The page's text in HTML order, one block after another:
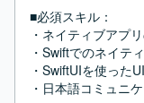
■必須スキル：
・ネイティブアプ
・Swiftでのネイテ
・SwiftUIを使った
・日本語コミュニ